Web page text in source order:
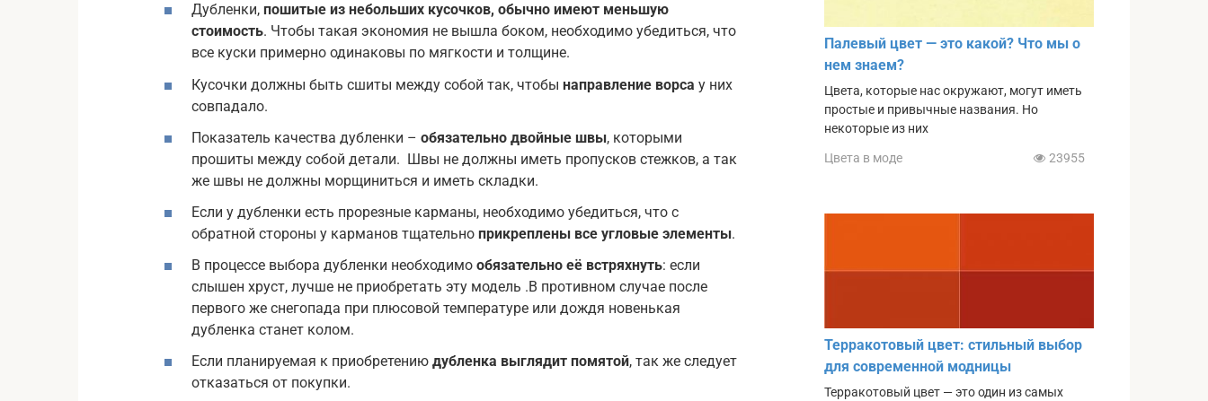
Дубленки, пошитые из небольших кусочков, обычно имеют меньшую
стоимость. Чтобы такая экономия не вышла боком, необходимо убедиться, что
все куски примерно одинаковы по мягкости и толщине.
Кусочки должны быть сшиты между собой так, чтобы направление ворса у них
совпадало.
Показатель качества дубленки – обязательно двойные швы, которыми
прошиты между собой детали. Швы не должны иметь пропусков стежков, а так
же швы не должны морщиниться и иметь складки.
Если у дубленки есть прорезные карманы, необходимо убедиться, что с
обратной стороны у карманов тщательно прикреплены все угловые элементы.
В процессе выбора дубленки необходимо обязательно её встряхнуть: если
слышен хруст, лучше не приобретать эту модель .В противном случае после
первого же снегопада при плюсовой температуре или дождя новенькая
дубленка станет колом.
Если планируемая к приобретению дубленка выглядит помятой, так же следует
отказаться от покупки.
Палевый цвет — это какой? Что мы о
нем знаем?
Цвета, которые нас окружают, могут иметь
простые и привычные названия. Но
некоторые из них
Цвета в моде 23955
Терракотовый цвет: стильный выбор
для современной модницы
Терракотовый цвет — это один из самых